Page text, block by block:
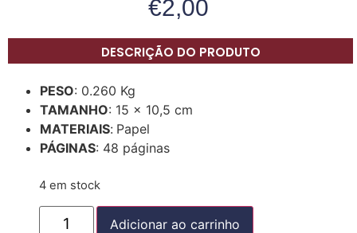
€2,00
DESCRIÇÃO DO PRODUTO
PESO: 0.260 Kg
TAMANHO: 15 x 10,5 cm
MATERIAIS: Papel
PÁGINAS: 48 páginas
4 em stock
Adicionar ao carrinho